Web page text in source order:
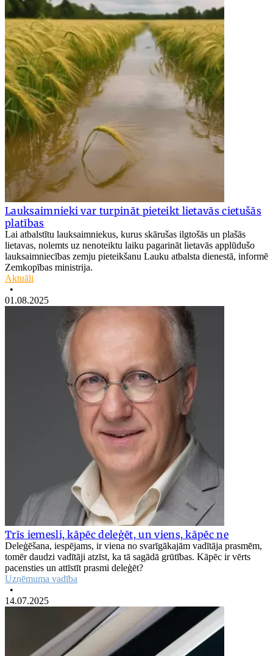
Lauksaimnieki var turpināt pieteikt lietavās cietušās
platības
Lai atbalstītu lauksaimniekus, kurus skārušas ilgtošās un plašās
lietavas, nolemts uz nenoteiktu laiku pagarināt lietavās applūdušo
lauksaimniecības zemju pieteikšanu Lauku atbalsta dienestā, informē
Zemkopības ministrija.
Aktuāli
•
01.08.2025
Trīs iemesli, kāpēc deleģēt, un viens, kāpēc ne
Deleģēšana, iespējams, ir viena no svarīgākajām vadītāja prasmēm,
tomēr daudzi vadītāji atzīst, ka tā sagādā grūtības. Kāpēc ir vērts
pacensties un attīstīt prasmi deleģēt?
Uzņēmuma vadība
•
14.07.2025